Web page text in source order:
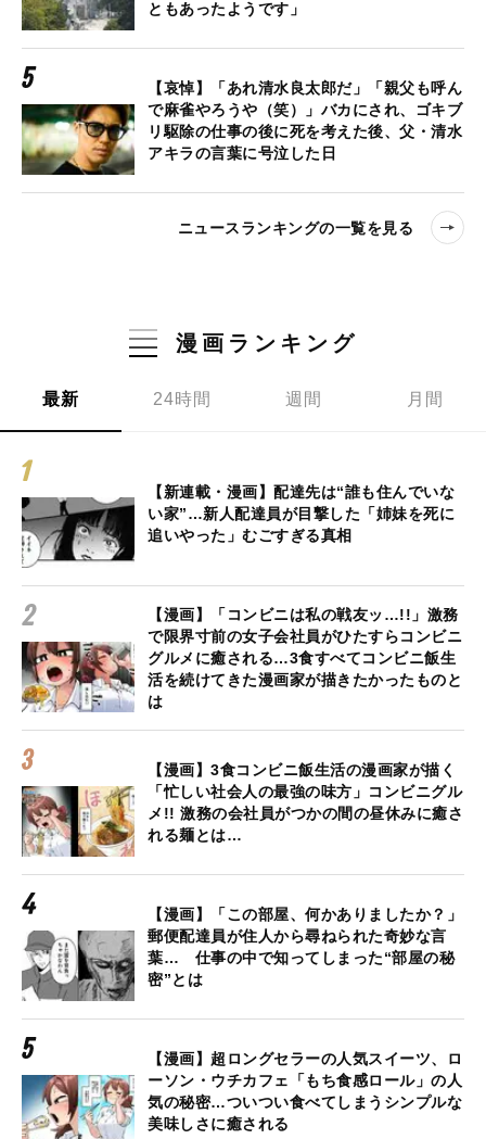
ともあったようです」
【哀悼】「あれ清水良太郎だ」「親父も呼ん
で麻雀やろうや（笑）」バカにされ、ゴキブ
リ駆除の仕事の後に死を考えた後、父・清水
アキラの言葉に号泣した日
ニュースランキングの一覧を見る
漫画ランキング
最新 24時間 週間 月間
【新連載・漫画】配達先は“誰も住んでいな
い家”…新人配達員が目撃した「姉妹を死に
追いやった」むごすぎる真相
【漫画】「コンビニは私の戦友ッ…!!」激務
で限界寸前の女子会社員がひたすらコンビニ
グルメに癒される…3食すべてコンビニ飯生
活を続けてきた漫画家が描きたかったものと
は
【漫画】3食コンビニ飯生活の漫画家が描く
「忙しい社会人の最強の味方」コンビニグル
メ!! 激務の会社員がつかの間の昼休みに癒さ
れる麺とは…
【漫画】「この部屋、何かありましたか？」
郵便配達員が住人から尋ねられた奇妙な言
葉… 仕事の中で知ってしまった“部屋の秘
密”とは
【漫画】超ロングセラーの人気スイーツ、ロ
ーソン・ウチカフェ「もち食感ロール」の人
気の秘密…ついつい食べてしまうシンプルな
美味しさに癒される